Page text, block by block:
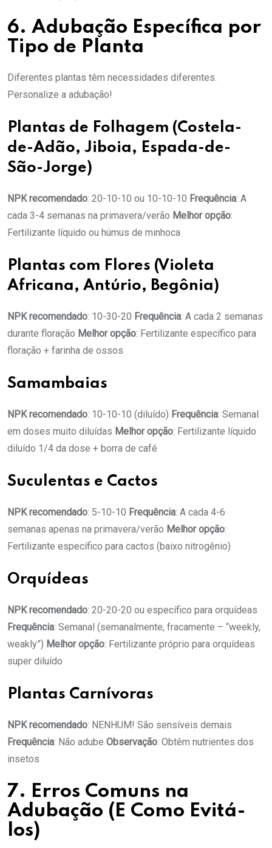
6. Adubação Específica por
Tipo de Planta
Diferentes plantas têm necessidades diferentes.
Personalize a adubação!
Plantas de Folhagem (Costela-
de-Adão, Jiboia, Espada-de-
São-Jorge)
NPK recomendado: 20-10-10 ou 10-10-10 Frequência: A
cada 3-4 semanas na primavera/verão Melhor opção:
Fertilizante líquido ou húmus de minhoca
Plantas com Flores (Violeta
Africana, Antúrio, Begônia)
NPK recomendado: 10-30-20 Frequência: A cada 2 semanas
durante floração Melhor opção: Fertilizante específico para
floração + farinha de ossos
Samambaias
NPK recomendado: 10-10-10 (diluído) Frequência: Semanal
em doses muito diluídas Melhor opção: Fertilizante líquido
diluído 1/4 da dose + borra de café
Suculentas e Cactos
NPK recomendado: 5-10-10 Frequência: A cada 4-6
semanas apenas na primavera/verão Melhor opção:
Fertilizante específico para cactos (baixo nitrogênio)
Orquídeas
NPK recomendado: 20-20-20 ou específico para orquídeas
Frequência: Semanal (semanalmente, fracamente – “weekly,
weakly”) Melhor opção: Fertilizante próprio para orquídeas
super diluído
Plantas Carnívoras
NPK recomendado: NENHUM! São sensíveis demais
Frequência: Não adube Observação: Obtêm nutrientes dos
insetos
7. Erros Comuns na
Adubação (E Como Evitá-
los)